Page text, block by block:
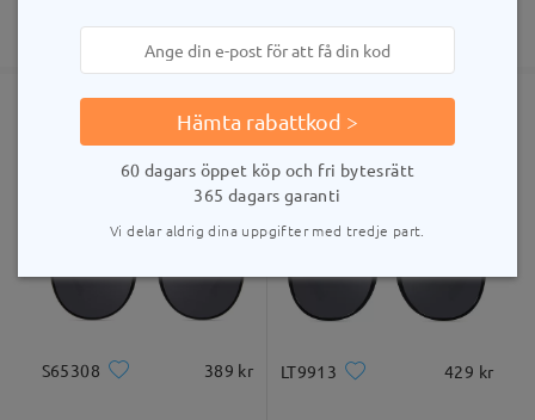
5-7 arbetsdagar
uppgifter
leveranstid
Levererad
Liknande bågar
S65308 389 kr LT9913 429 kr
Hämta rabattkod >
60 dagars öppet köp och fri bytesrätt
365 dagars garanti
Vi delar aldrig dina uppgifter med tredje part.